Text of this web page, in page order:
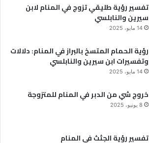
تفسير رؤية طليقي تزوج في المنام لابن
سيرين والنابلسي
14 مايو، 2025
رؤية الحمام المتسخ بالبراز في المنام: دلالات
وتفسيرات ابن سيرين والنابلسي
14 مايو، 2025
خروج شي من الدبر في المنام للمتزوجة
8 يونيو، 2025
تفسير رؤية الجثث في المنام